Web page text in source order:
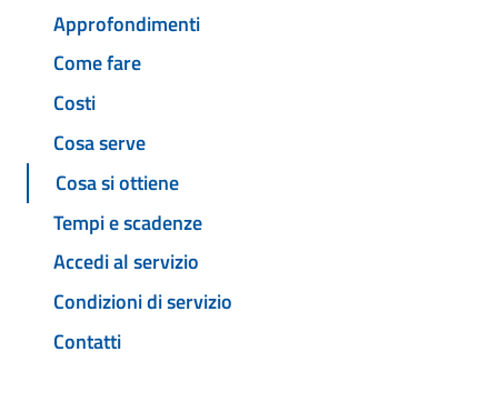
Approfondimenti
Come fare
Costi
Cosa serve
Cosa si ottiene
Tempi e scadenze
Accedi al servizio
Condizioni di servizio
Contatti